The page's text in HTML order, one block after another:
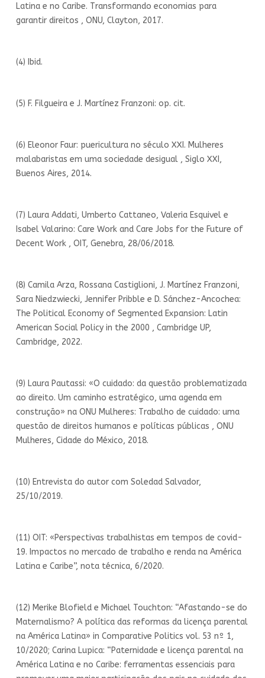
Latina e no Caribe. Transformando economias para
garantir direitos , ONU, Clayton, 2017.
(4) Ibid.
(5) F. Filgueira e J. Martínez Franzoni: op. cit.
(6) Eleonor Faur: puericultura no século XXI. Mulheres
malabaristas em uma sociedade desigual , Siglo XXI,
Buenos Aires, 2014.
(7) Laura Addati, Umberto Cattaneo, Valeria Esquivel e
Isabel Valarino: Care Work and Care Jobs for the Future of
Decent Work , OIT, Genebra, 28/06/2018.
(8) Camila Arza, Rossana Castiglioni, J. Martínez Franzoni,
Sara Niedzwiecki, Jennifer Pribble e D. Sánchez-Ancochea:
The Political Economy of Segmented Expansion: Latin
American Social Policy in the 2000 , Cambridge UP,
Cambridge, 2022.
(9) Laura Pautassi: «O cuidado: da questão problematizada
ao direito. Um caminho estratégico, uma agenda em
construção» na ONU Mulheres: Trabalho de cuidado: uma
questão de direitos humanos e políticas públicas , ONU
Mulheres, Cidade do México, 2018.
(10) Entrevista do autor com Soledad Salvador,
25/10/2019.
(11) OIT: «Perspectivas trabalhistas em tempos de covid-
19. Impactos no mercado de trabalho e renda na América
Latina e Caribe”, nota técnica, 6/2020.
(12) Merike Blofield e Michael Touchton: “Afastando-se do
Maternalismo? A política das reformas da licença parental
na América Latina» in Comparative Politics vol. 53 nº 1,
10/2020; Carina Lupica: “Paternidade e licença parental na
América Latina e no Caribe: ferramentas essenciais para